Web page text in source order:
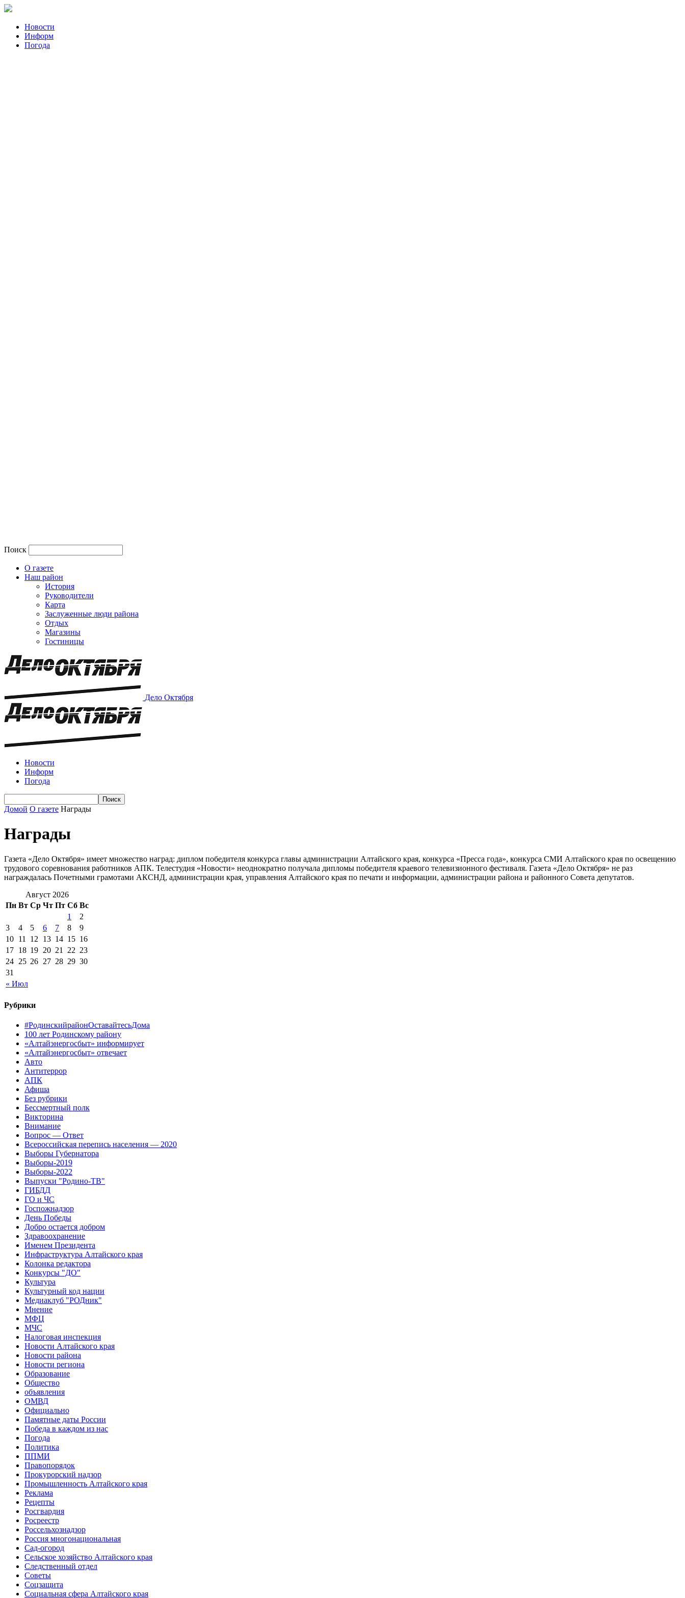
Новости
Информ
Погода
Поиск
О газете
Наш район
История
Руководители
Карта
Заслуженные люди района
Отдых
Магазины
Гостиницы
Дело Октября
Новости
Информ
Погода
Домой О газете Награды
Награды
Газета «Дело Октября» имеет множество наград: диплом победителя конкурса главы администрации Алтайского края, конкурса «Пресса года», конкурса СМИ Алтайского края по освещению
трудового соревнования работников АПК. Телестудия «Новости» неоднократно получала дипломы победителя краевого телевизионного фестиваля. Газета «Дело Октября» не раз
награждалась Почетными грамотами АКСНД, администрации края, управления Алтайского края по печати и информации, администрации района и районного Совета депутатов.
Август 2026
Пн Вт Ср Чт Пт Сб Вс
« Июл
1
2
3
4 5 6 7 8
9
10 11 12 13 14 15 16
17 18 19 20 21 22 23
24 25 26 27 28 29 30
31
Рубрики
#РодинскийрайонОставайтесьДома
100 лет Родинскому району
«Алтайэнергосбыт» информирует
«Алтайэнергосбыт» отвечает
Авто
Антитеррор
АПК
Афиша
Без рубрики
Бессмертный полк
Викторина
Внимание
Вопрос — Ответ
Всероссийская перепись населения — 2020
Выборы Губернатора
Выборы-2019
Выборы-2022
Выпуски "Родино-ТВ"
ГИБДД
ГО и ЧС
Госпожнадзор
День Победы
Добро остается добром
Здравоохранение
Именем Президента
Инфраструктура Алтайского края
Колонка редактора
Конкурсы "ДО"
Культура
Культурный код нации
Медиаклуб "РОДник"
Мнение
МФЦ
МЧС
Налоговая инспекция
Новости Алтайского края
Новости района
Новости региона
Образование
Общество
объявления
ОМВД
Официально
Памятные даты России
Победа в каждом из нас
Погода
Политика
ППМИ
Правопорядок
Прокурорский надзор
Промышленность Алтайского края
Реклама
Рецепты
Росгвардия
Росреестр
Россельхознадзор
Россия многонациональная
Сад-огород
Сельское хозяйство Алтайского края
Следственный отдел
Советы
Соцзащита
Социальная сфера Алтайского края